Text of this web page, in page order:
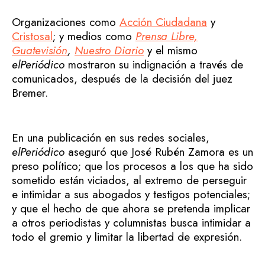
Organizaciones como Acción Ciudadana y
Cristosal; y medios como Prensa Libre,
Guatevisión, Nuestro Diario y el mismo
elPeriódico mostraron su indignación a través de
comunicados, después de la decisión del juez
Bremer.
En una publicación en sus redes sociales,
elPeriódico aseguró que José Rubén Zamora es un
preso político; que los procesos a los que ha sido
sometido están viciados, al extremo de perseguir
e intimidar a sus abogados y testigos potenciales;
y que el hecho de que ahora se pretenda implicar
a otros periodistas y columnistas busca intimidar a
todo el gremio y limitar la libertad de expresión.